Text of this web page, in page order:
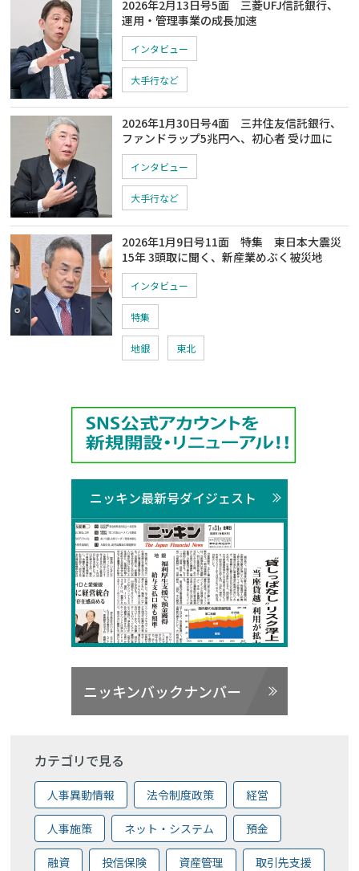
2026年2月13日号5面 三菱UFJ信託銀行、
運用・管理事業の成長加速
インタビュー
大手行など
2026年1月30日号4面 三井住友信託銀行、
ファンドラップ5兆円へ、初心者 受け皿に
インタビュー
大手行など
2026年1月9日号11面 特集 東日本大震災
15年 3頭取に聞く、新産業めぶく被災地
インタビュー
特集
地銀 東北
ニッキン最新号ダイジェスト
ニッキンバックナンバー
カテゴリで見る
人事異動情報 法令制度政策 経営
人事施策 ネット・システム 預金
融資 投信保険 資産管理 取引先支援